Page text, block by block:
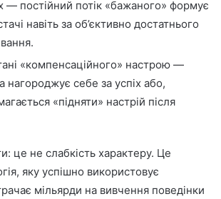
постійний потік «бажаного» формує
навіть за об’єктивно достатнього
«компенсаційного» настрою —
нагороджує себе за успіх або,
«підняти» настрій після
це не слабкість характеру. Це
яку успішно використовує
мільярди на вивчення поведінки